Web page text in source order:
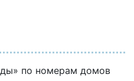
по номерам домов